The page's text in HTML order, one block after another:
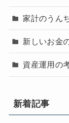
家計のうん
新しいお金
資産運用の
新着記事